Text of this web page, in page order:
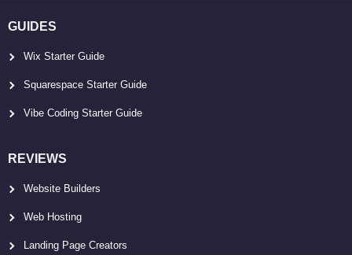
GUIDES
Wix Starter Guide
Squarespace Starter Guide
Vibe Coding Starter Guide
REVIEWS
Website Builders
Web Hosting
Landing Page Creators